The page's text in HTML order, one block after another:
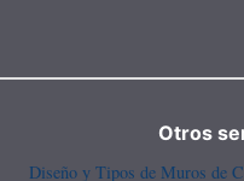
Otros
Diseño y Tipos de Muros de